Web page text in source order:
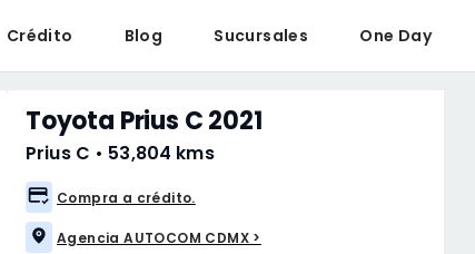
Crédito Blog Sucursales One Day
Toyota Prius C 2021
Prius C • 53,804 kms
Compra a crédito.
Agencia AUTOCOM CDMX >